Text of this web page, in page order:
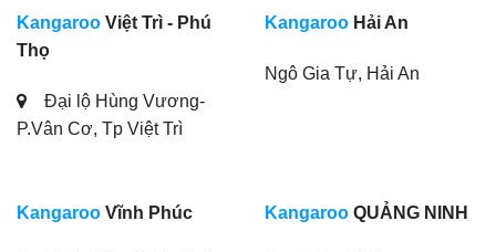
Kangaroo Việt Trì - Phú
Thọ
Đại lộ Hùng Vương-
P.Vân Cơ, Tp Việt Trì
Kangaroo Hải An
Ngô Gia Tự, Hải An
Kangaroo Vĩnh Phúc Kangaroo QUẢNG NINH